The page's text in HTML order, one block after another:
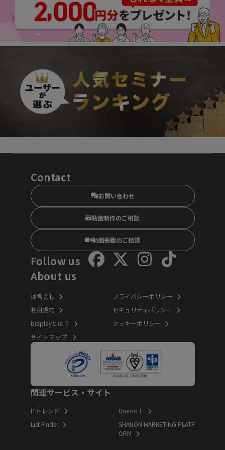
Contact
お問い合わせ
動画制作のご相談
動画掲載のご相談
Follow us
About us
運営会社
利用規約
bizplayとは？
サイトマップ
プライバシーポリシー
セキュリティポリシー
クッキーポリシー
関連サービス・サイト
ITトレンド
List Finder
Urumo！
SHANON MARKETING PLATF
ORM